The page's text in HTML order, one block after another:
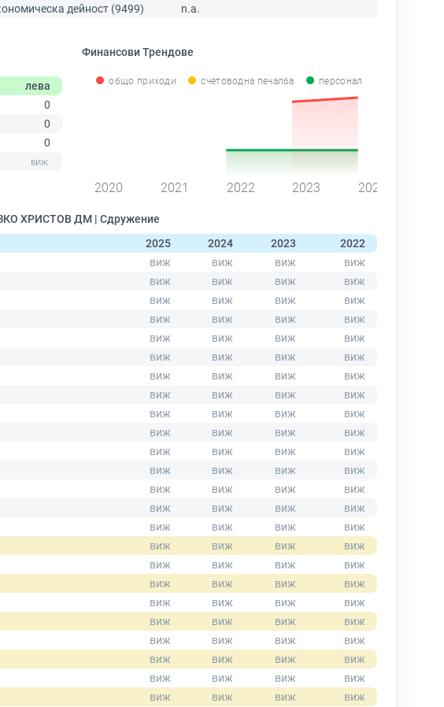
дейност (9499)
n.a.
лева
0
0
0
Финансови Трендове
общо приходи счетоводна печалба персонал
2020 2021 2022 2023 2024
ХРИСТОВ ДМ | Сдружение
2025
2024 2023
2022